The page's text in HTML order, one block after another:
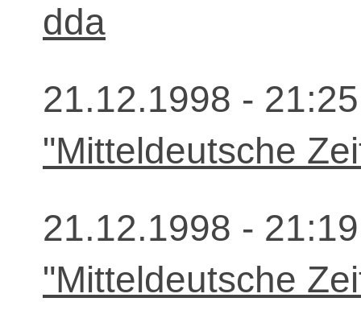
dda
21.12.1998 -
"Mitteldeutsche
21.12.1998 -
"Mitteldeutsche